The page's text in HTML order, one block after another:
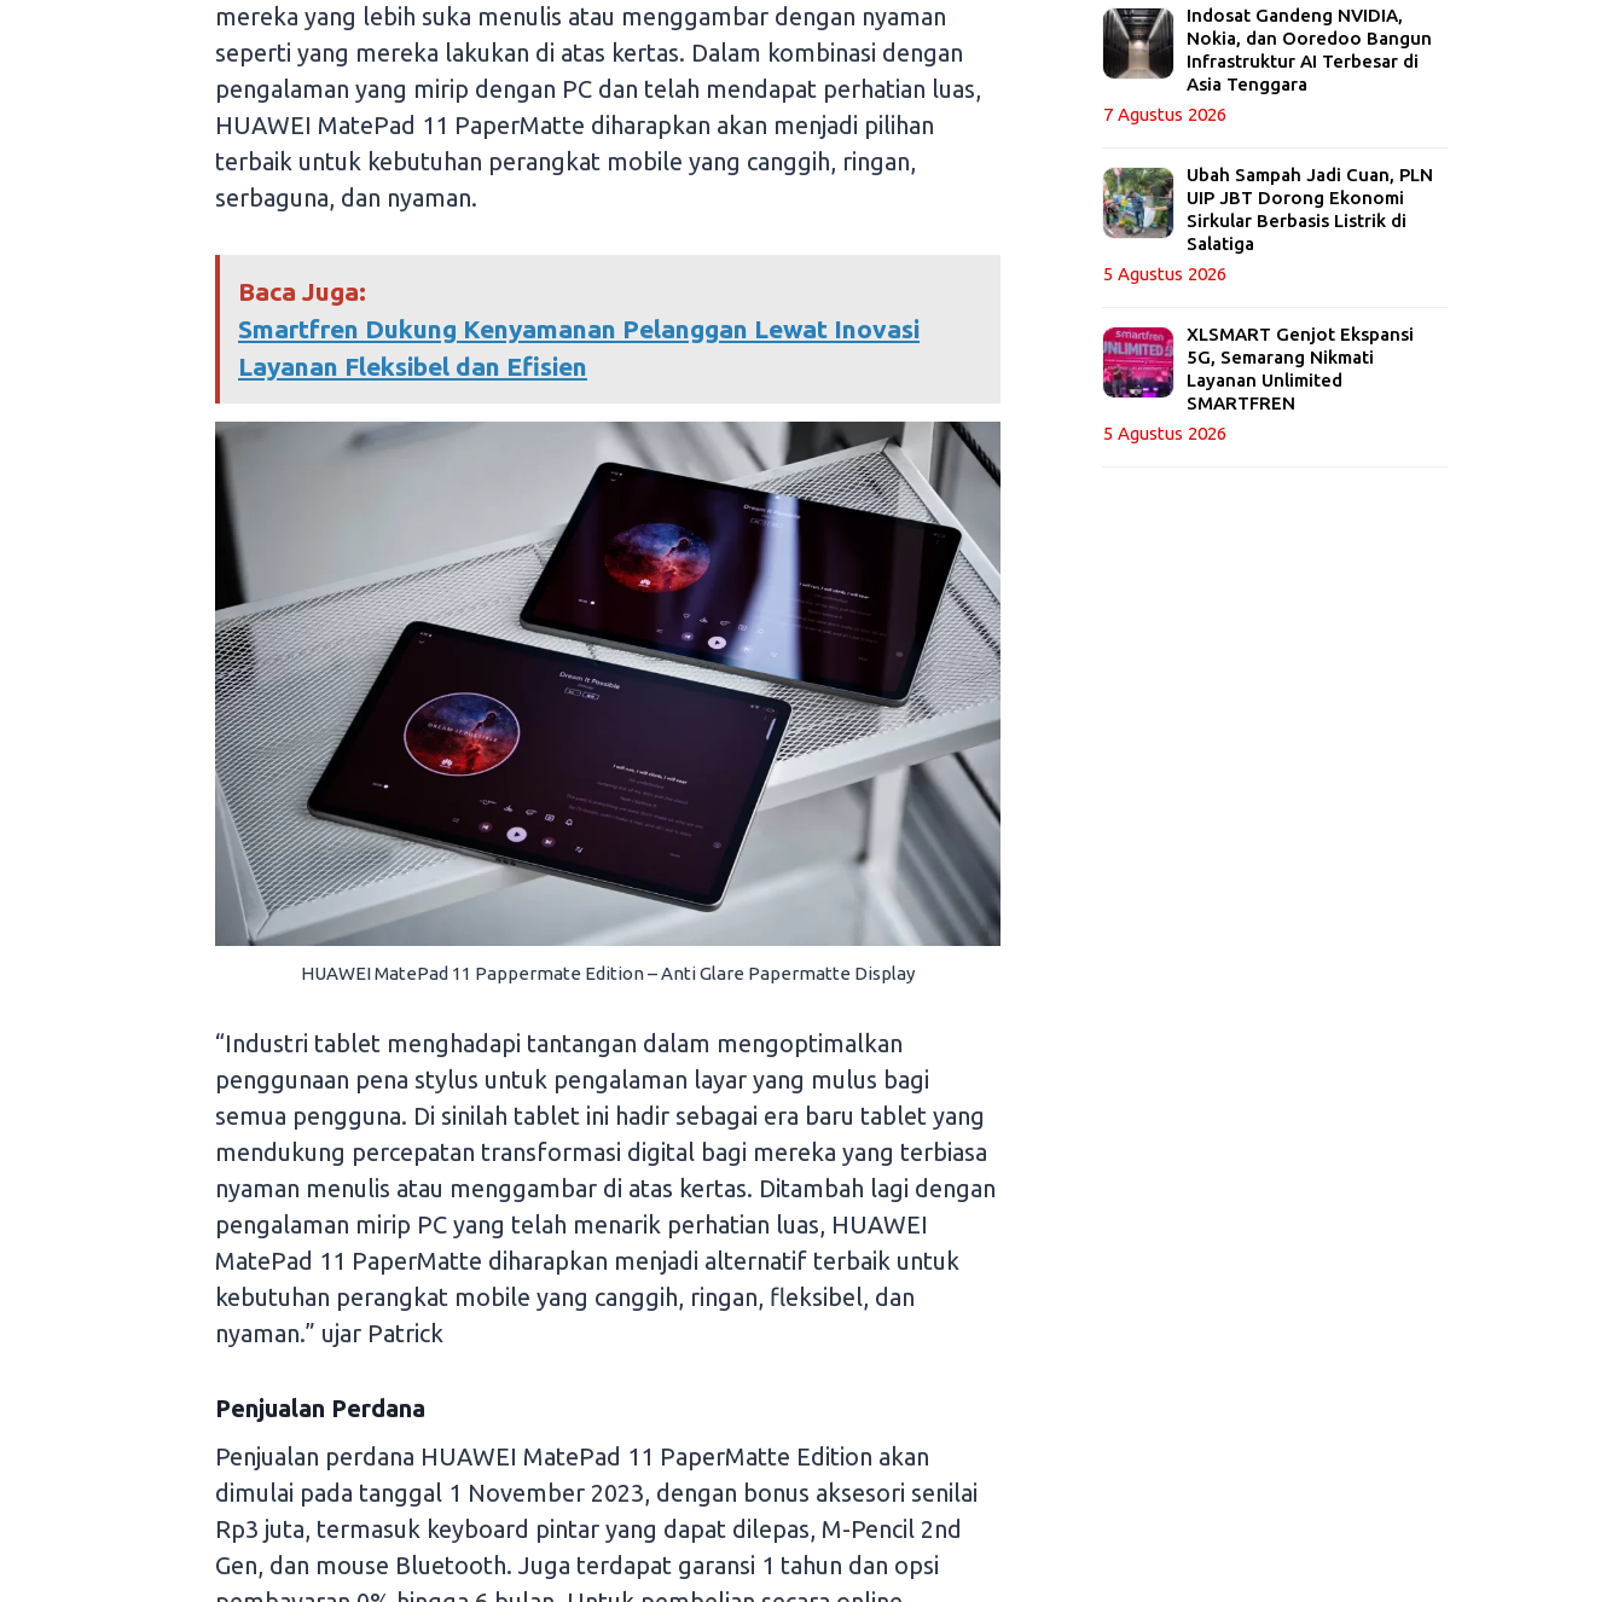
mereka yang lebih suka menulis atau menggambar dengan nyaman
seperti yang mereka lakukan di atas kertas. Dalam kombinasi dengan
pengalaman yang mirip dengan PC dan telah mendapat perhatian luas,
HUAWEI MatePad 11 PaperMatte diharapkan akan menjadi pilihan
terbaik untuk kebutuhan perangkat mobile yang canggih, ringan,
serbaguna, dan nyaman.
Baca Juga:
Smartfren Dukung Kenyamanan Pelanggan Lewat Inovasi
Layanan Fleksibel dan Efisien
HUAWEI MatePad 11 Pappermate Edition – Anti Glare Papermatte Display
“Industri tablet menghadapi tantangan dalam mengoptimalkan
penggunaan pena stylus untuk pengalaman layar yang mulus bagi
semua pengguna. Di sinilah tablet ini hadir sebagai era baru tablet yang
mendukung percepatan transformasi digital bagi mereka yang terbiasa
nyaman menulis atau menggambar di atas kertas. Ditambah lagi dengan
pengalaman mirip PC yang telah menarik perhatian luas, HUAWEI
MatePad 11 PaperMatte diharapkan menjadi alternatif terbaik untuk
kebutuhan perangkat mobile yang canggih, ringan, fleksibel, dan
nyaman.” ujar Patrick
Penjualan Perdana
Penjualan perdana HUAWEI MatePad 11 PaperMatte Edition akan
dimulai pada tanggal 1 November 2023, dengan bonus aksesori senilai
Rp3 juta, termasuk keyboard pintar yang dapat dilepas, M-Pencil 2nd
Gen, dan mouse Bluetooth. Juga terdapat garansi 1 tahun dan opsi
Indosat Gandeng NVIDIA,
Nokia, dan Ooredoo Bangun
Infrastruktur AI Terbesar di
Asia Tenggara
7 Agustus 2026
Ubah Sampah Jadi Cuan, PLN
UIP JBT Dorong Ekonomi
Sirkular Berbasis Listrik di
Salatiga
5 Agustus 2026
XLSMART Genjot Ekspansi
5G, Semarang Nikmati
Layanan Unlimited
SMARTFREN
5 Agustus 2026